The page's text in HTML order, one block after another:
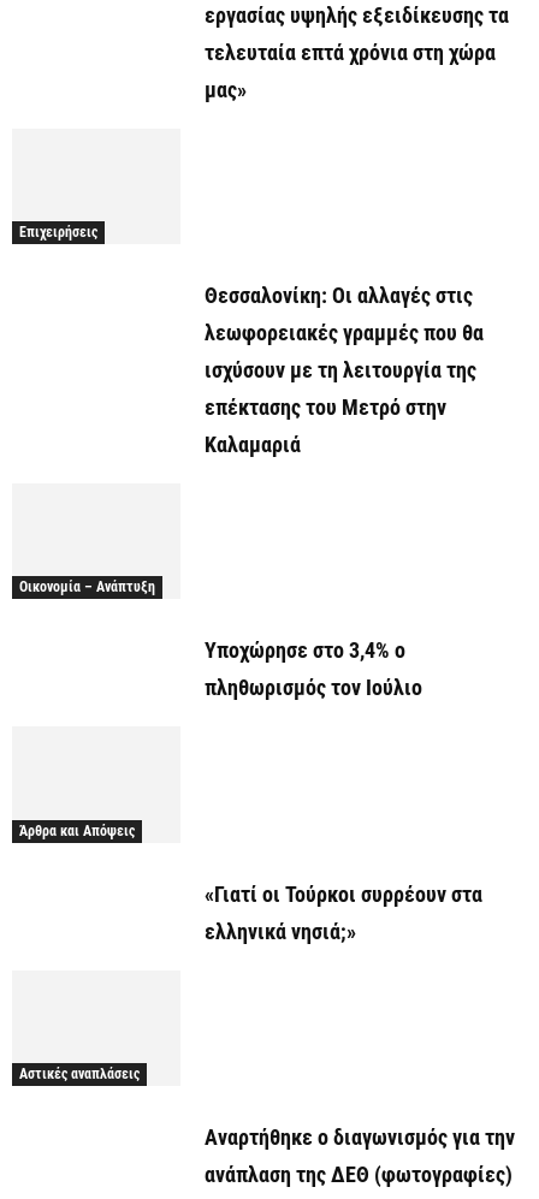
εργασίας υψηλής εξειδίκευσης τα
τελευταία επτά χρόνια στη χώρα
μας»
Επιχειρήσεις
Θεσσαλονίκη: Οι αλλαγές στις
λεωφορειακές γραμμές που θα
ισχύσουν με τη λειτουργία της
επέκτασης του Μετρό στην
Καλαμαριά
Οικονομία – Ανάπτυξη
Υποχώρησε στο 3,4% ο
πληθωρισμός τον Ιούλιο
Άρθρα και Απόψεις
«Γιατί οι Τούρκοι συρρέουν στα
ελληνικά νησιά;»
Αστικές αναπλάσεις
Αναρτήθηκε o διαγωνισμός για την
ανάπλαση της ΔΕΘ (φωτογραφίες)